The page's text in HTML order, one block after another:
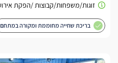
בריכת שחייה מחוממת ומקורה במתחם